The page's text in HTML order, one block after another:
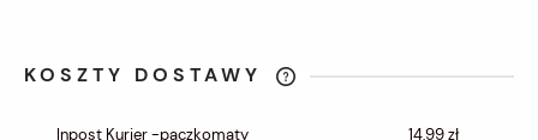
KOSZTY DOSTAWY
KOSZTÓW PŁATNOŚCI
Inpost Kurier -paczkomaty 14,99 zł